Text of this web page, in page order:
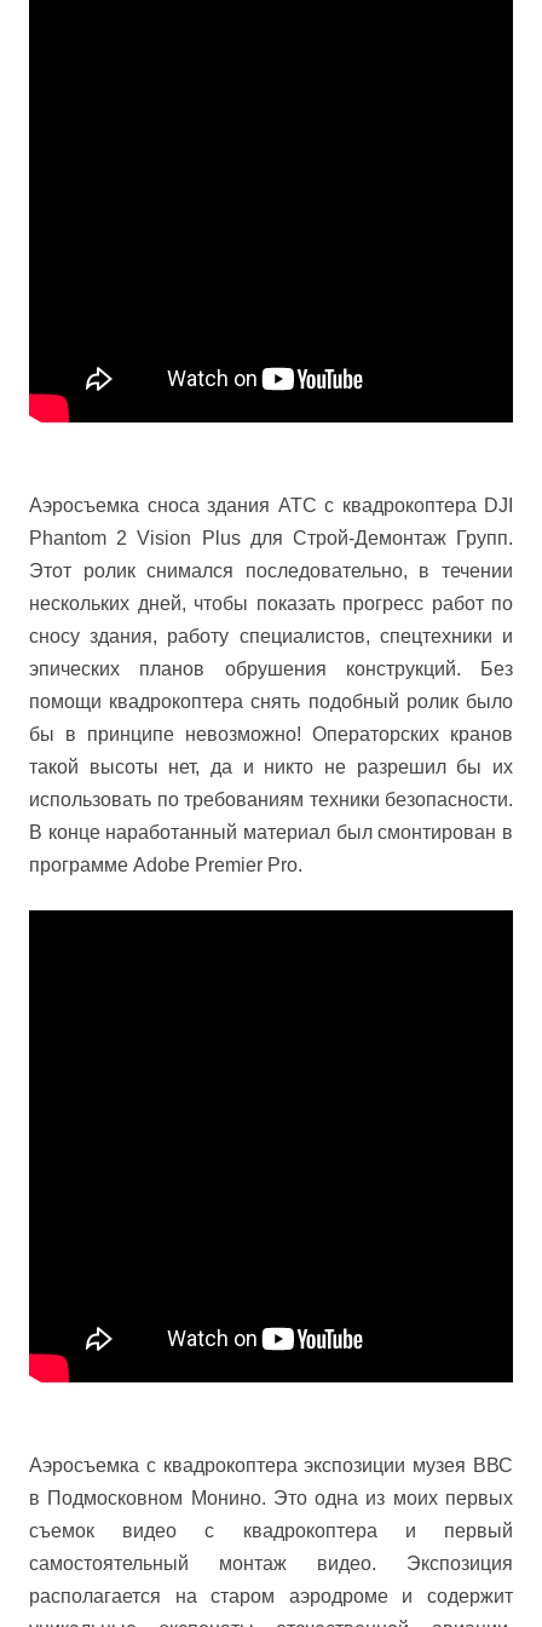
Аэросъемка сноса здания АТС с квадрокоптера DJI
Phantom 2 Vision Plus для Строй-Демонтаж Групп.
Этот ролик снимался последовательно, в течении
нескольких дней, чтобы показать прогресс работ по
сносу здания, работу специалистов, спецтехники и
эпических планов обрушения конструкций. Без
помощи квадрокоптера снять подобный ролик было
бы в принципе невозможно! Операторских кранов
такой высоты нет, да и никто не разрешил бы их
использовать по требованиям техники безопасности.
В конце наработанный материал был смонтирован в
программе Adobe Premier Pro.
Аэросъемка с квадрокоптера экспозиции музея ВВС
в Подмосковном Монино. Это одна из моих первых
съемок видео с квадрокоптера и первый
самостоятельный монтаж видео. Экспозиция
располагается на старом аэродроме и содержит